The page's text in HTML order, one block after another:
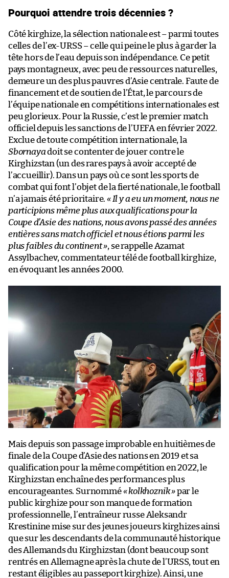
Pourquoi attendre trois décennies ?
Côté kirghize, la sélection nationale est – parmi toutes
celles de l’ex-URSS – celle qui peine le plus à garder la
tête hors de l’eau depuis son indépendance. Ce petit
pays montagneux, avec peu de ressources naturelles,
demeure un des plus pauvres d’Asie centrale. Faute de
financement et de soutien de l’État, le parcours de
l’équipe nationale en compétitions internationales est
peu glorieux. Pour la Russie, c’est le premier match
officiel depuis les sanctions de l’UEFA en février 2022.
Exclue de toute compétition internationale, la
Sbornayadoit se contenter de jouer contre le
Kirghizstan (un des rares pays à avoir accepté de
l’accueillir). Dans un pays où ce sont les sports de
combat qui font l’objet de la fierté nationale, le football
n’a jamais été prioritaire. « Il y a eu un moment, nous ne
participions même plus aux qualifications pour la
Coupe d’Asie des nations, nous avons passé des années
entières sans match officiel et nous étions parmi les
plus faibles du continent », se rappelle Azamat
Assylbachev, commentateur télé de football kirghize,
en évoquant les années 2000.
Mais depuis son passage improbable en huitièmes de
finale de la Coupe d’Asie des nations en 2019 et sa
qualification pour la même compétition en 2022, le
Kirghizstan enchaîne des performances plus
encourageantes. Surnommé« kolkhoznik »par le
public kirghize pour son manque de formation
professionnelle, l’entraîneur russe Aleksandr
Krestinine mise sur des jeunes joueurs kirghizes ainsi
que sur les descendants de la communauté historique
des Allemands du Kirghizstan (dont beaucoup sont
rentrés en Allemagne après la chute de l’URSS, tout en
restant éligibles au passeport kirghize). Ainsi, une